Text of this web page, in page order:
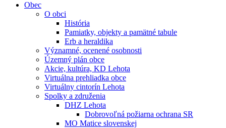
Obec
O obci
História
Pamiatky, objekty a pamätné tabule
Erb a heraldika
Významné, ocenené osobnosti
Územný plán obce
Akcie, kultúra, KD Lehota
Virtuálna prehliadka obce
Virtuálny cintorín Lehota
Spolky a združenia
DHZ Lehota
Dobrovoľná požiarna ochrana SR
MO Matice slovenskej